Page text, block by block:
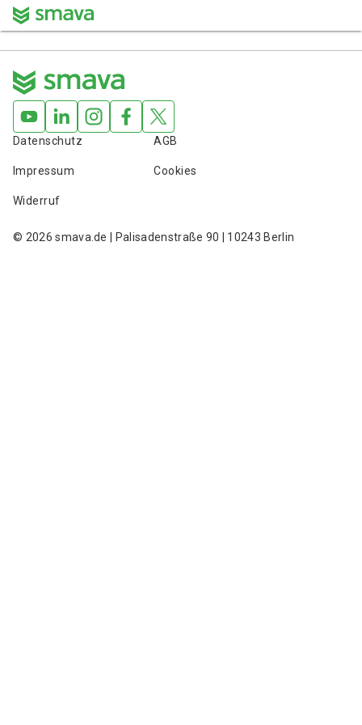
Datenschutz AGB
Impressum Cookies
Widerruf
© 2026 smava.de | Palisadenstraße 90 | 10243 Berlin